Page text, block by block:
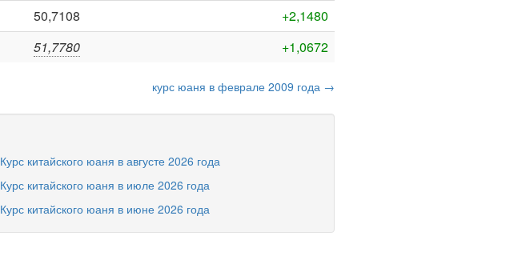
50,7108
+2,1480
51,7780 +1,0672
курс юаня в феврале 2009 года →
Курс китайского юаня в августе 2026 года
Курс китайского юаня в июле 2026 года
Курс китайского юаня в июне 2026 года